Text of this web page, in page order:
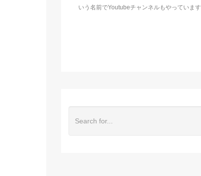
いう名前でYoutubeチャンネルもやっています